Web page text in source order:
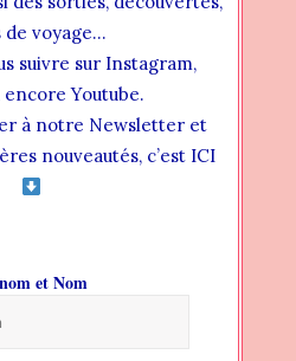
du 09 Octobre
de voyage…
suivre sur Instagram,
encore Youtube.
à notre Newsletter et
nouveautés, c’est ICI
et Nom